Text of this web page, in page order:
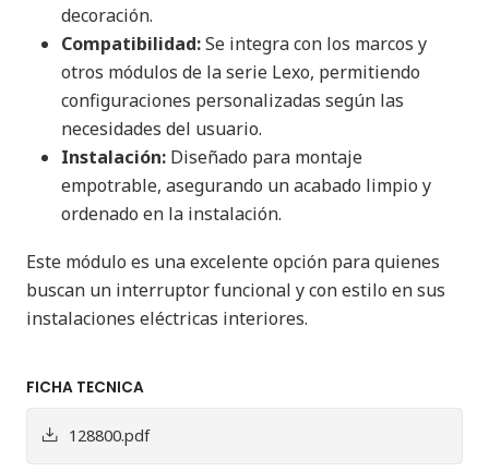
decoración.
Compatibilidad:Se integra con los marcos y
otros módulos de la serie Lexo, permitiendo
configuraciones personalizadas según las
necesidades del usuario.
Instalación: Diseñado para montaje
empotrable, asegurando un acabado limpio y
ordenado en la instalación.
Este módulo es una excelente opción para quienes
buscan un interruptor funcional y con estilo en sus
instalaciones eléctricas interiores.
FICHA TECNICA
128800.pdf